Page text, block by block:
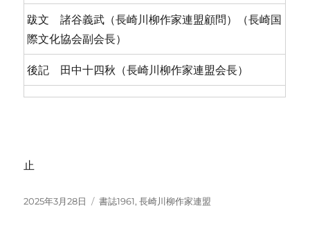
跋文 諸谷義武（長崎川柳作家連盟顧問）（長崎国
際文化協会副会長）
後記 田中十四秋（長崎川柳作家連盟会長）
止
投
2025年3月28日
カ
書誌1961,長崎川柳作家連盟